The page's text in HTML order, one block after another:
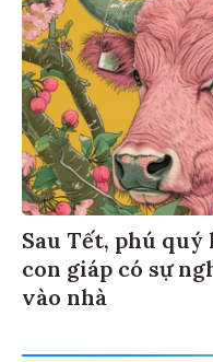
Sau Tết, phú
con giáp có sự
vào nhà